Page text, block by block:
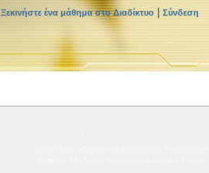
Ξεκινήστε ένα μάθημα στο Διαδίκτυο Σύνδεση